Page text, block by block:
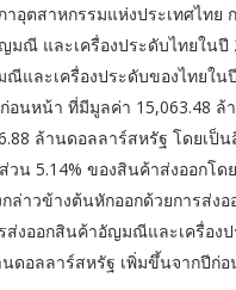
อุตสาหกรรมแห่งประเทศไทย
มณี และเครื่องประดับไทยในปี
และเครื่องประดับของไทยใน
ก่อนหน้า ที่มีมูลค่า 15,063.48 ล้
ล้านดอลลาร์สหรัฐ โดยเป็
น 5.14% ของสินค้าส่งออกโด
ล่าวข้างต้นหักออกด้วยการส่งอ
ส่งออกสินค้าอัญมณีและเครื่อง
ดอลลาร์สหรัฐ เพิ่มขึ้นจากปีก่อ